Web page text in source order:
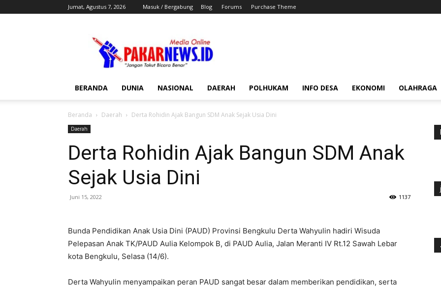
Jumat, Agustus 7, 2026 Masuk / Bergabung Blog Forums Purchase Theme
BERANDA DUNIA NASIONAL DAERAH POLHUKAM INFO DESA EKONOMI OLAHRAGA
Beranda Daerah Derta Rohidin Ajak Bangun SDM Anak Sejak Usia Dini
Daerah
Derta Rohidin Ajak Bangun SDM Anak
Sejak Usia Dini
Juni 15, 2022 1137
Bunda Pendidikan Anak Usia Dini (PAUD) Provinsi Bengkulu Derta Wahyulin hadiri Wisuda
Pelepasan Anak TK/PAUD Aulia Kelompok B, di PAUD Aulia, Jalan Meranti IV Rt.12 Sawah Lebar
kota Bengkulu, Selasa (14/6).
Derta Wahyulin menyampaikan peran PAUD sangat besar dalam memberikan pendidikan, serta